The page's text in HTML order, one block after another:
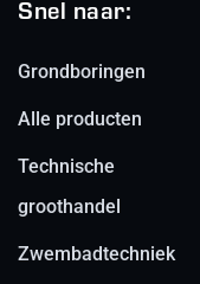
Snel naar:
Grondboringen
Alle producten
Technische
groothandel
Zwembadtechniek